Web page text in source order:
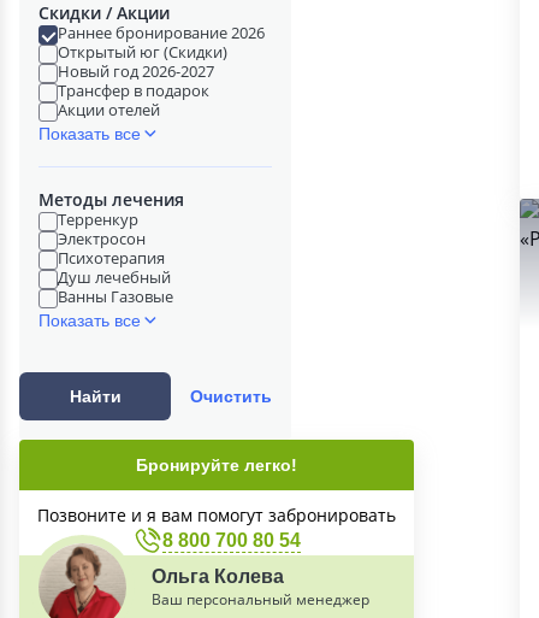
Скидки / Акции
Раннее бронирование 2026
Открытый юг (Скидки)
Новый год 2026-2027
Трансфер в подарок
Акции отелей
Показать все
Методы лечения
Терренкур
Электросон
Психотерапия
Душ лечебный
Ванны Газовые
Показать все
Найти Очистить
Бронируйте легко!
Позвоните и я вам помогут забронировать
8 800 700 80 54
Ольга Колева
Ваш персональный менеджер